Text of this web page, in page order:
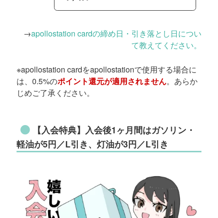
→apollostation cardの締め日・引き落とし日につい
て教えてください。
※apollostation cardをapollostationで使用する場合に
は、0.5%のポイント還元が適用されません。あらか
じめご了承ください。
【入会特典】入会後1ヶ月間はガソリン・
軽油が5円／L引き、灯油が3円／L引き